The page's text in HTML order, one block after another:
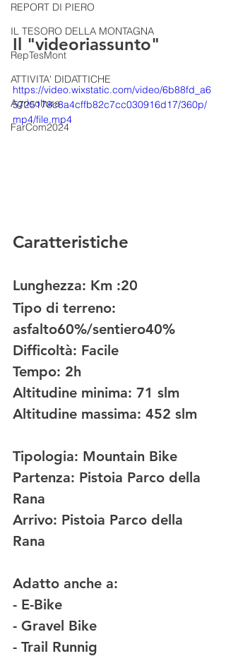
REPORT DI PIERO
IL TESORO DELLA MONTAGNA
RepTesMont
ATTIVITA' DIDATTICHE
Agricoltura
FarCom2024
Il "videoriassunto"
https://video.wixstatic.com/video/6b88fd_a6
5725178c8a4cffb82c7cc030916d17/360p/
mp4/file.mp4
Caratteristiche
Lunghezza: Km :20
Tipo di terreno:
asfalto60%/sentiero40%
Difficoltà: Facile
Tempo: 2h
Altitudine minima: 71 slm
Altitudine massima: 452 slm
Tipologia: Mountain Bike
Partenza: Pistoia Parco della
Rana
Arrivo: Pistoia Parco della
Rana
Adatto anche a:
- E-Bike
- Gravel Bike
- Trail Runnig